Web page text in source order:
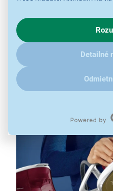
o chovaní na webe pre
V prípade že vás zaujímajú
ďalšími údaji pracujeme,
Detailné
záležitosť. Parný
stvorený na to, aby vám
a
zmiznú na jeden ťah.